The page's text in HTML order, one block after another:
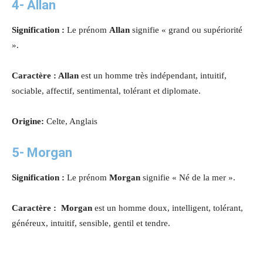
4- Allan
Signification : Le prénom Allan signifie « grand ou supériorité
».
Caractère : Allan est un homme très indépendant, intuitif,
sociable, affectif, sentimental, tolérant et diplomate.
Origine: Celte, Anglais
5- Morgan
Signification : Le prénom Morgan signifie « Né de la mer ».
Caractère : Morgan est un homme doux, intelligent, tolérant,
généreux, intuitif, sensible, gentil et tendre.